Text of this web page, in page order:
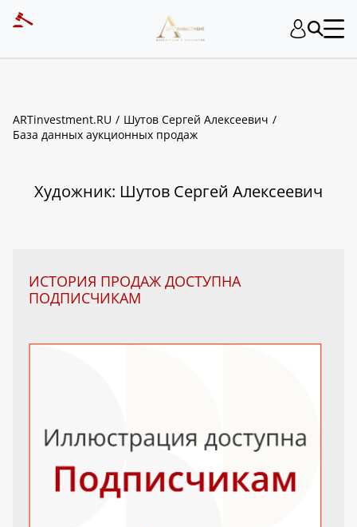
ARTinvestment.RU
Шутов Сергей Алексеевич
База данных аукционных продаж
Художник: Шутов Сергей Алексеевич
ИСТОРИЯ ПРОДАЖ ДОСТУПНА
ПОДПИСЧИКАМ